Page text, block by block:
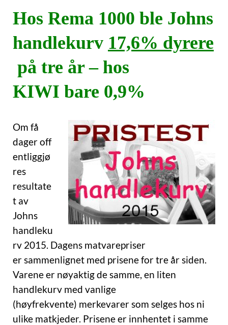
Hos Rema 1000 ble Johns
handlekurv 17,6% dyrere
på tre år – hos
KIWI bare 0,9%
Om få
dager off
entliggjø
res
resultate
t av
Johns
handleku
rv 2015. Dagens matvarepriser
er sammenlignet med prisene for tre år siden.
Varene er nøyaktig de samme, en liten
handlekurv med vanlige
(høyfrekvente) merkevarer som selges hos ni
ulike matkjeder. Prisene er innhentet i samme